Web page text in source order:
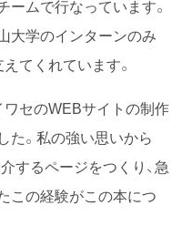
ムで行なっています。
大学のインターンのみ
てくれています。
ワセのWEBサイトの制作
た。私の強い思いから
するページをつくり、急
この経験がこの本につ